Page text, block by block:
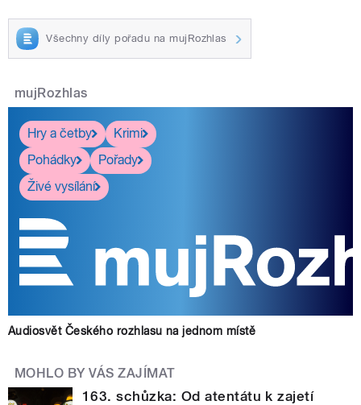
Všechny díly pořadu na mujRozhlas
mujRozhlas
Hry a četby
Krimi
Pohádky
Pořady
Živé vysílání
Audiosvět Českého rozhlasu na jednom místě
MOHLO BY VÁS ZAJÍMAT
163. schůzka: Od atentátu k zajetí